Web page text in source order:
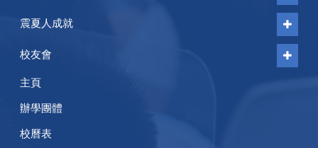
震夏人成就
校友會
主頁
辦學團體
校曆表